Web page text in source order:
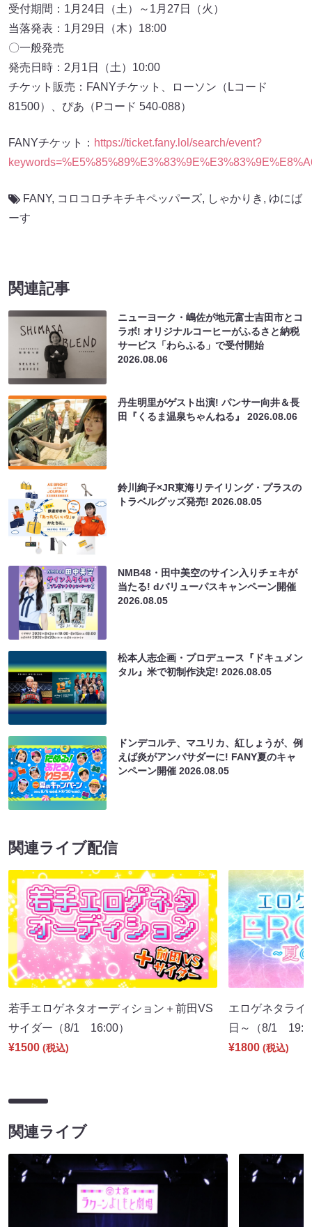
受付期間：1月24日（土）～1月27日（火）
当落発表：1月29日（木）18:00
〇一般発売
発売日時：2月1日（土）10:00
チケット販売：FANYチケット、ローソン（Lコード
81500）、ぴあ（Pコード 540-088）
FANYチケット： https://ticket.fany.lol/search/event?
FANY, コロコロチキチキペッパーズ, しゃかりき , ゆにば
ーす
関連記事
ニューヨーク・嶋佐が地元富士吉田市とコ
ラボ! オリジナルコーヒーがふるさと納税
サービス「わらふる」で受付開始
2026.08.06
丹生明里がゲスト出演! パンサー向井＆長
田『くるま温泉ちゃんねる』2026.08.06
鈴川絢子×JR東海リテイリング・プラスの
トラベルグッズ発売!2026.08.05
NMB48・田中美空のサイン入りチェキが
当たる! dバリューパスキャンペーン開催
2026.08.05
松本人志企画・プロデュース『ドキュメン
タル』米で初制作決定!2026.08.05
ドンデコルテ、マユリカ、紅しょうが、例
えば炎がアンバサダーに! FANY夏のキャ
ンペーン開催2026.08.05
関連ライブ配信
若手エロゲネタオーディション＋前田VS
サイダー（8/1 16:00）
¥1500 (税込)
エロゲネタライ
日～（8/1
¥1800 (税込)
関連ライブ